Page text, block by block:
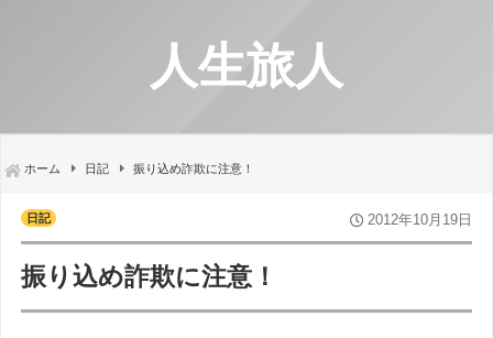
人生旅人
ホーム 日記 振り込め詐欺に注意！
日記 2012年10月19日
振り込め詐欺に注意！